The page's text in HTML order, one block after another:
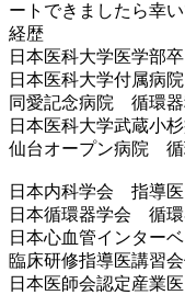
ートできましたら幸
経歴
日本医科大学医学部卒
日本医科大学付属病
同愛記念病院 循環
日本医科大学武蔵小
仙台オープン病院 循
日本内科学会 指導医
日本循環器学会 循環
日本心血管インター
臨床研修指導医講習
日本医師会認定産業医